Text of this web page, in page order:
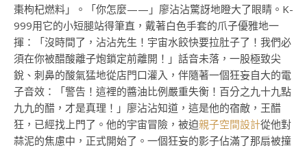
棗枸杞燃料」。「你怎麼——」廖沾沾驚訝地瞪大了眼睛。K-
999用它的小短腿站得筆直，戴著白色手套的爪子優雅地一
揮：「沒時間了，沾沾先生！宇宙水餃快要拉肚子了！我們必
須在你被醋酸離子炮鎖定前離開！」話音未落，一股極致尖
銳、刺鼻的酸氣猛地從店門口灌入，伴隨著一個狂妄自大的電
子音效：「警告！這裡的醬油比例嚴重失衡！百分之九十九點
九九的醋，才是真理！」廖沾沾知道，這是他的宿敵，王醋
狂，已經找上門了。他的宇宙冒險，被迫親子空間設計從他對
蒜泥的焦慮中，正式開始了。一個狂妄的影子佔滿了那扇被撞